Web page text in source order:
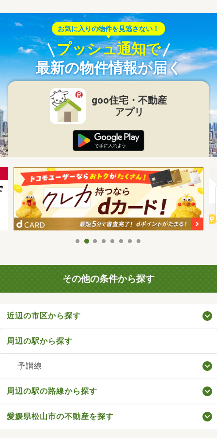
お気に入りの物件を見逃さない！
プッシュ通知で
最新の物件情報が届く
goo住宅・不動産
アプリ
その他の条件から探す
近辺の市区から探す
周辺の駅から探す
予讃線
周辺の駅の路線から探す
愛媛県松山市の不動産を探す